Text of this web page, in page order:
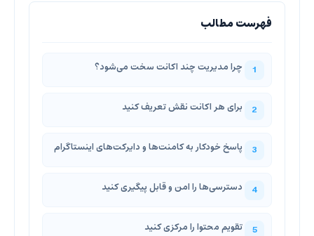
چرا مدیریت چند اکانت سخت می‌شود؟
برای هر اکانت نقش تعریف کنید
پاسخ خودکار به کامنت‌ها و دایرکت‌های اینستاگرام
دسترسی‌ها را امن و قابل پیگیری کنید
تقویم محتوا را مرکزی کنید